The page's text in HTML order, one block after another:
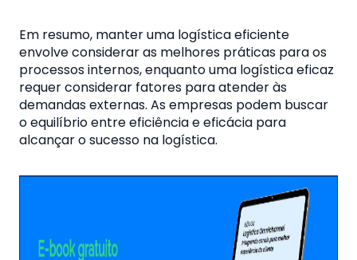
Em resumo, manter uma logística eficiente
envolve considerar as melhores práticas para os
processos internos, enquanto uma logística eficaz
requer considerar fatores para atender às
demandas externas. As empresas podem buscar
o equilíbrio entre eficiência e eficácia para
alcançar o sucesso na logística.